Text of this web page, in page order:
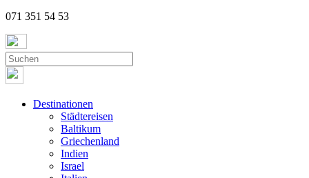
071 351 54 53
Destinationen
Städtereisen
Baltikum
Griechenland
Indien
Israel